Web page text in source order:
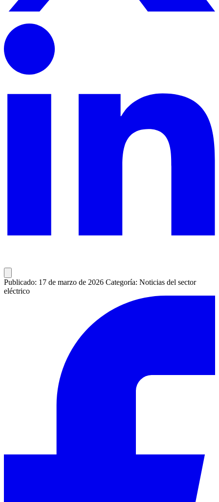
Publicado: 17 de marzo de 2026 Categoría: Noticias del sector
eléctrico